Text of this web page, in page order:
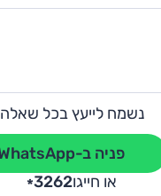
נשמח לייעץ בכל שאלה
פניה ב-WhatsApp
או חייגו
*3262